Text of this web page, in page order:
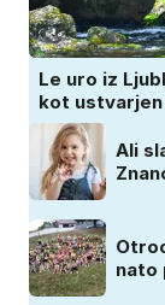
Le uro iz
kot
Ali
nato